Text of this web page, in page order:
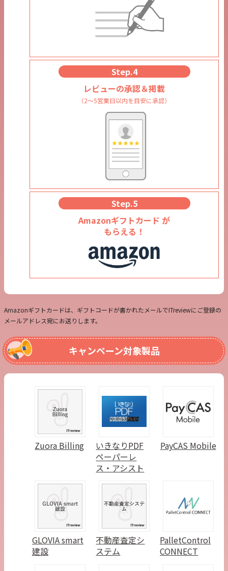
Step.4
レビューの承認＆掲載
（2～5営業日以内を目安に承認）
Step.5
Amazonギフトカード が
もらえる！
Amazonギフトカードは、ギフトコードが書かれたメールでITreviewにご登録の
メールアドレス宛にお送りします。
キャンペーン対象製品
Zuora Billing
いきなりPDF
ペーパーレ
ス・アシスト
PayCAS Mobile
GLOVIA smart
建設
不動産査定シ
ステム
PalletControl
CONNECT